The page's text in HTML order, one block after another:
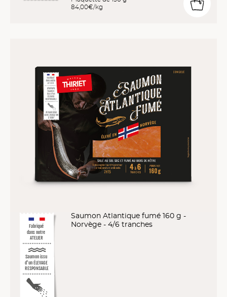
84,00€/kg
Fabriqué
dans notre
ATELIER
Saumon issu
d’un ÉLEVAGE
RESPONSABLE
Saumon Atlantique fumé 160 g -
Norvège - 4/6 tranches